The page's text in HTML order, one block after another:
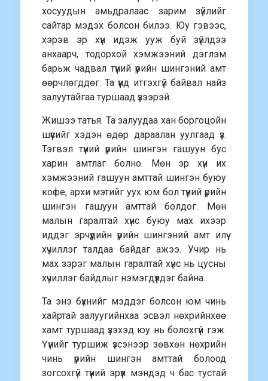
хосуудын амьдралаас зарим зүйлийг
сайтар мэдэх болсон билээ. Юу гэвээс,
хэрэв эр хүн идэж ууж буй зүйлдээ
анхаарч, тодорхой хэмжээний дэглэм
барьж чадвал түүний үрийн шингэний амт
өөрчлөгддөг. Та үүнд итгэхгүй байвал найз
залуутайгаа туршаад үзээрэй.
Жишээ татья. Та залуудаа хан боргоцойн
шүүсийг хэдэн өдөр дараалан уулгаад үз.
Тэгвэл түүний үрийн шингэн гашуун бус
харин амтлаг болно. Мөн эр хүн их
хэмжээний гашуун амттай шингэн буюу
кофе, архи мэтийг уух юм бол түүний үрийн
шингэн гашуун амттай болдог. Мөн
малын гаралтай хүнс буюу мах ихээр
иддэг эрчүүдийн үрийн шингэний амт илүү
хүчиллэг талдаа байдаг ажээ. Учир нь
мах зэрэг малын гаралтай хүнс нь цусны
хүчиллэг байдлыг нэмэгдүүлдэг байна.
Та энэ бүхнийг мэддэг болсон юм чинь
хайртай залуугийнхаа эсвэл нөхрийнхөө
хамт туршаад үзэхэд юу нь болохгүй гэж.
Үүнийг туршиж үзсэнээр зөвхөн нөхрийн
чинь үрийн шингэн амттай болоод
зогсохгүй түүний эрүүл мэндэд ч бас тустай